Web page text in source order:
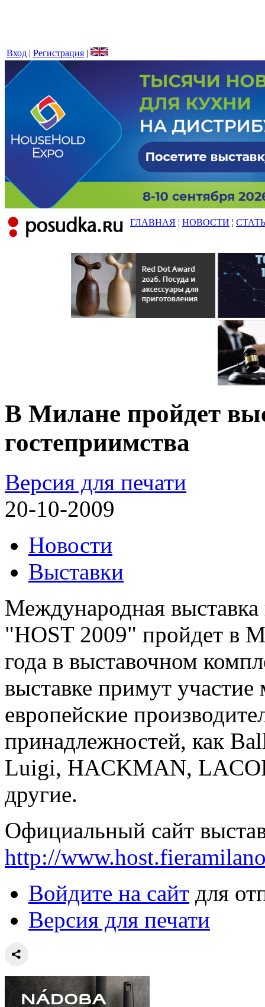
Вход | Регистрация |
ГЛАВНАЯ ¦ НОВОСТИ ¦
В Милане пройдет
гостеприимства
Версия для печати
20-10-2009
Новости
Выставки
Международная выставка
"HOST 2009" пройдет в
года в выставочном
выставке примут участие
европейские
принадлежностей, как
Luigi, HACKMAN,
другие.
Официальный сайт
http://
Войдите на сайт для
Версия для печати